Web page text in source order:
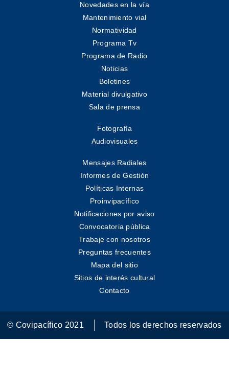
Novedades en la vía
Mantenimiento vial
Normatividad
Programa Tv
Programa de Radio
Noticias
Boletines
Material divulgativo
Sala de prensa
Fotografía
Audiovisuales
Mensajes Radiales
Informes de Gestión
Políticas Internas
Proinvipacífico
Notificaciones por aviso
Convocatoria pública
Trabaje con nosotros
Preguntas frecuentes
Mapa del sitio
Sitios de interés cultural
Contacto
© Covipacífico 2021 Todos los derechos reservados